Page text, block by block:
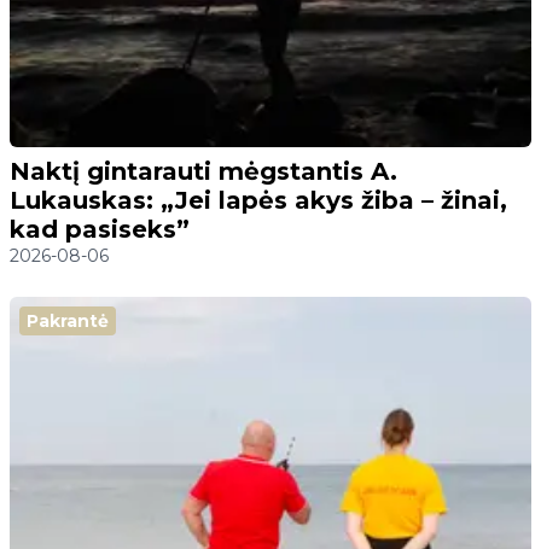
Naktį gintarauti mėgstantis A.
Lukauskas: „Jei lapės akys žiba – žinai,
kad pasiseks”
2026-08-06
Pakrantė